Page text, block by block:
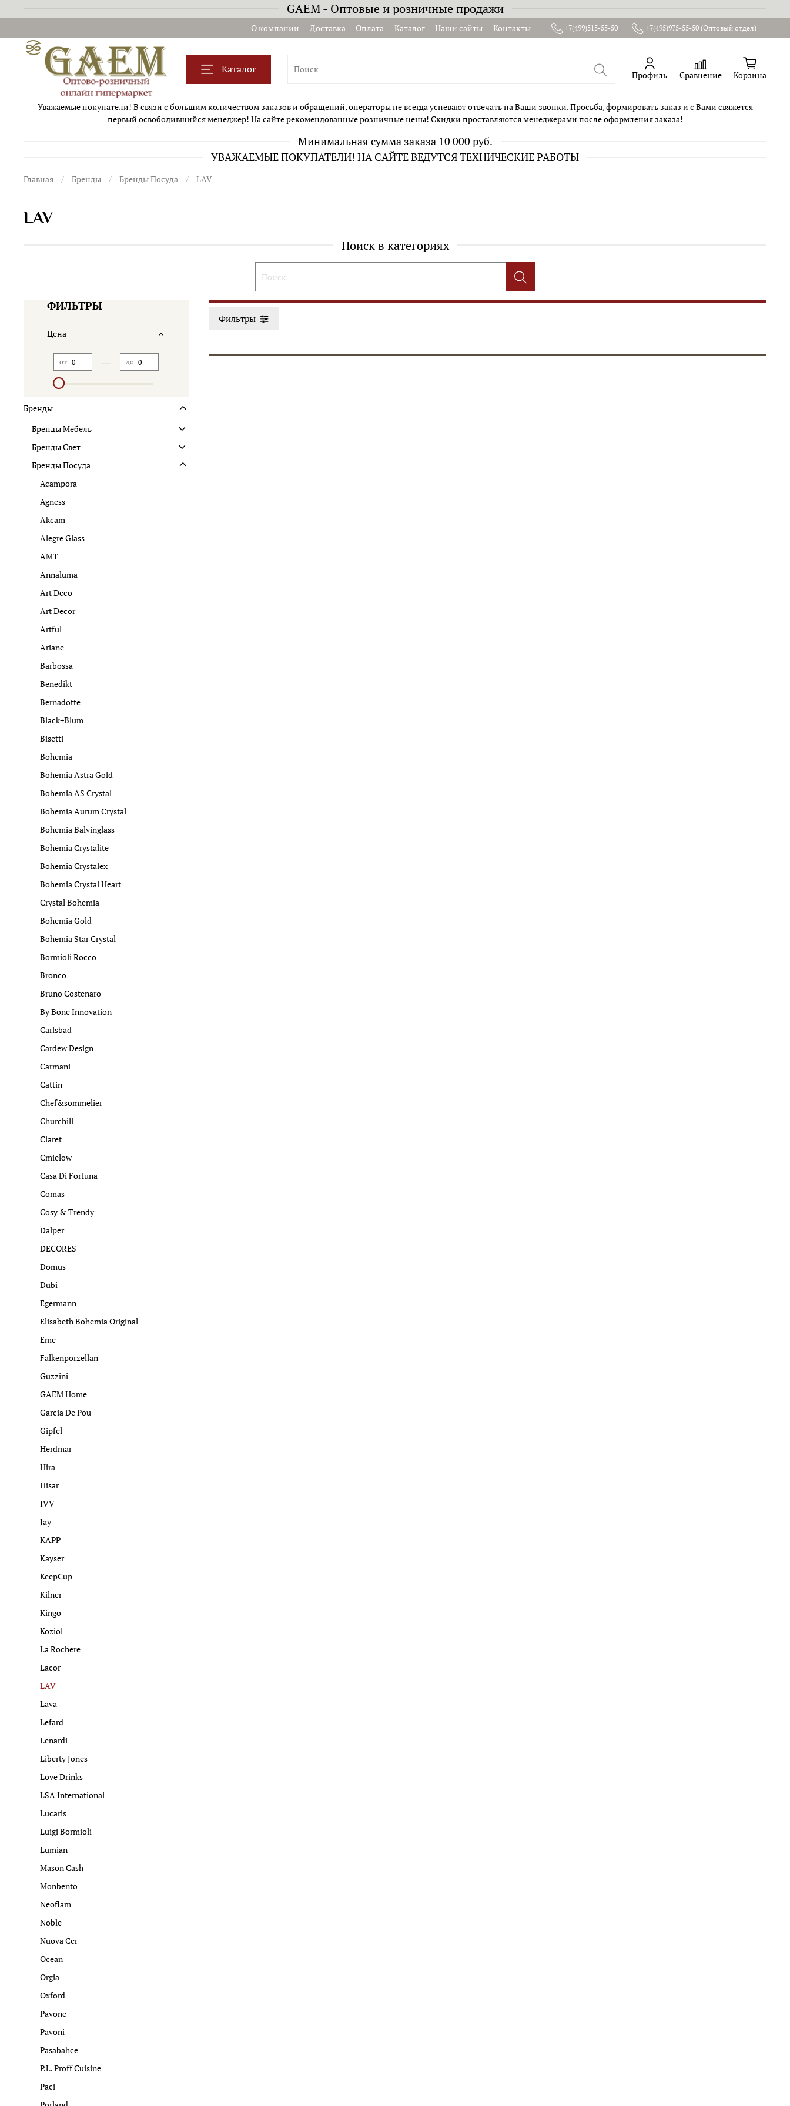
GAEM - Оптовые и розничные продажи
О компании Доставка Оплата Каталог Наши сайты Контакты +7(499)515-55-50 +7(495)975-55-50 (Оптовый отдел)
Каталог Профиль Сравнение Корзина
Уважаемые покупатели! В связи с большим количеством заказов и обращений, операторы не всегда успевают отвечать на Ваши звонки. Просьба, формировать заказ и с Вами свяжется
первый освободившийся менеджер! На сайте рекомендованные розничные цены! Скидки проставляются менеджерами после оформления заказа!
Минимальная сумма заказа 10 000 руб.
УВАЖАЕМЫЕ ПОКУПАТЕЛИ! НА САЙТЕ ВЕДУТСЯ ТЕХНИЧЕСКИЕ РАБОТЫ
Главная Бренды Бренды Посуда LAV
LAV
Поиск в категориях
Фильтры
ФИЛЬТРЫ
Цена
от до
Бренды
Бренды Мебель
Бренды Свет
Бренды Посуда
Acampora
Agness
Akcam
Alegre Glass
AMT
Annaluma
Art Deco
Art Decor
Artful
Ariane
Barbossa
Benedikt
Bernadotte
Black+Blum
Bisetti
Bohemia
Bohemia Astra Gold
Bohemia AS Crystal
Bohemia Aurum Crystal
Bohemia Balvinglass
Bohemia Crystalite
Bohemia Crystalex
Bohemia Crystal Heart
Crystal Bohemia
Bohemia Gold
Bohemia Star Crystal
Bormioli Rocco
Bronco
Bruno Costenaro
By Bone Innovation
Carlsbad
Cardew Design
Carmani
Cattin
Chef&sommelier
Churchill
Claret
Cmielow
Casa Di Fortuna
Comas
Cosy & Trendy
Dalper
DECORES
Domus
Dubi
Egermann
Elisabeth Bohemia Original
Eme
Falkenporzellan
Guzzini
GAEM Home
Garcia De Pou
Gipfel
Herdmar
Hira
Hisar
IVV
Jay
KAPP
Kayser
KeepCup
Kilner
Kingo
Koziol
La Rochere
Lacor
LAV
Lava
Lefard
Lenardi
Liberty Jones
Love Drinks
LSA International
Lucaris
Luigi Bormioli
Lumian
Mason Cash
Monbento
Neoflam
Noble
Nuova Cer
Ocean
Orgia
Oxford
Pavone
Pavoni
Pasabahce
P.L. Proff Cuisine
Paci